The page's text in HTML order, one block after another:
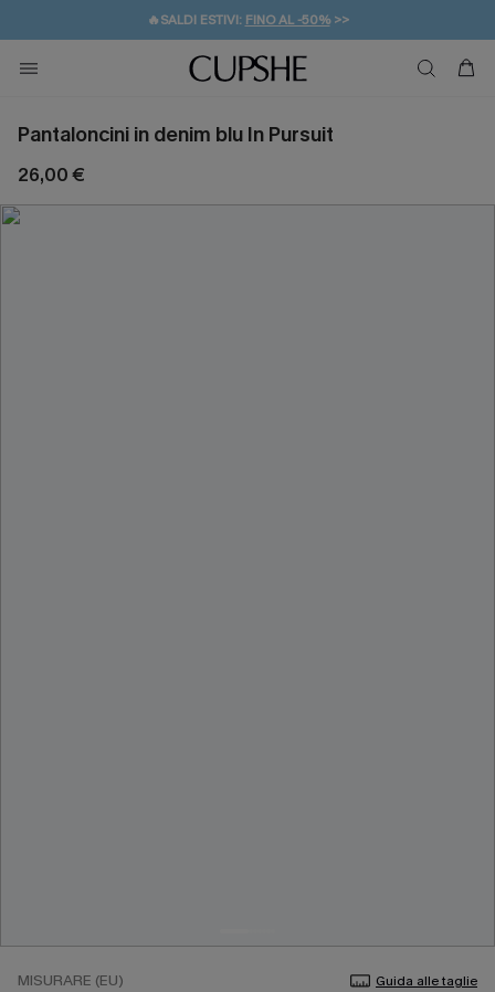
🔥SALDI ESTIVI: FINO AL -50%>>
🚚SPEDIZIONE GRATUITA DA 49€
💌REGALO PER I NUOVI: 20% DI SCONTO*
Pantaloncini in denim blu In Pursuit
26,00 €
MISURARE (EU) Guida alle taglie